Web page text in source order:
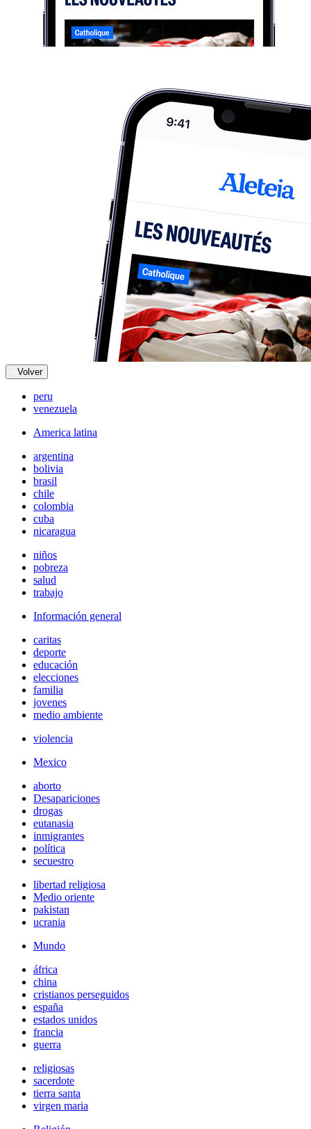
Volver
peru
venezuela
America latina
argentina
bolivia
brasil
chile
colombia
cuba
nicaragua
niños
pobreza
salud
trabajo
Información general
caritas
deporte
educación
elecciones
familia
jovenes
medio ambiente
violencia
Mexico
aborto
Desapariciones
drogas
eutanasia
inmigrantes
política
secuestro
libertad religiosa
Medio oriente
pakistan
ucrania
Mundo
áfrica
china
cristianos perseguidos
españa
estados unidos
francia
guerra
religiosas
sacerdote
tierra santa
virgen maria